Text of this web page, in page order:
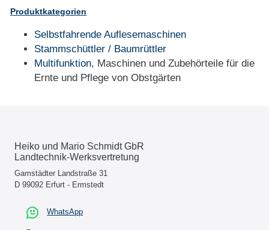
Produktkategorien
Selbstfahrende Auflesemaschinen
Stammschüttler / Baumrüttler
Multifunktion, Maschinen und Zubehörteile für die
Ernte und Pflege von Obstgärten
Heiko und Mario Schmidt GbR
Landtechnik-Werksvertretung
Gamstädter Landstraße 31
D 99092 Erfurt - Ermstedt
WhatsApp